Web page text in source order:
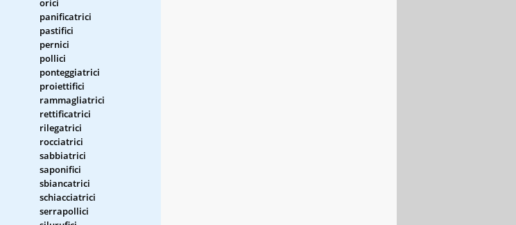
panificatrici
pastifici
pernici
pollici
ponteggiatrici
proiettifici
rammagliatrici
rettificatrici
rilegatrici
rocciatrici
sabbiatrici
saponifici
sbiancatrici
schiacciatrici
serrapollici